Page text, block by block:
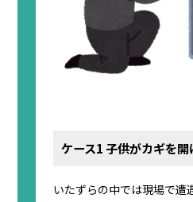
ケース1 子供がカギを開
いたずらの中では現場で遭